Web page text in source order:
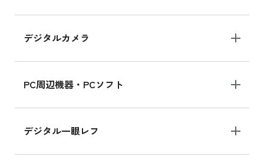
デジタルカメラ
PC周辺機器・PCソフト
デジタル一眼レフ
MK2K3J/Aの新品買取価格はこちら